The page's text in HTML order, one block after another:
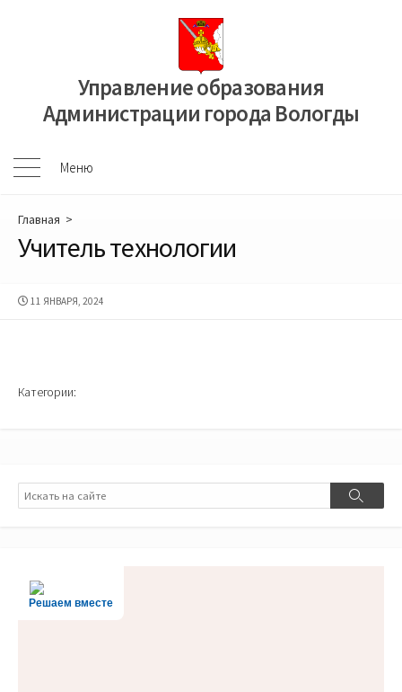
Управление образования
Администрации города Вологды
Меню
Меню
Главная >
Учитель технологии
ДАТА
11 ЯНВАРЯ, 2024
Категории:
Поиск
Поиск
Решаем вместе